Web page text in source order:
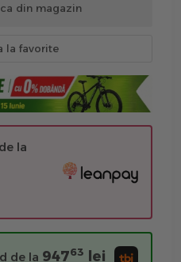
din magazin
la favorite
la
de la 94763 lei